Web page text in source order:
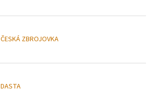
ČESKÁ ZBROJOVKA
DASTA